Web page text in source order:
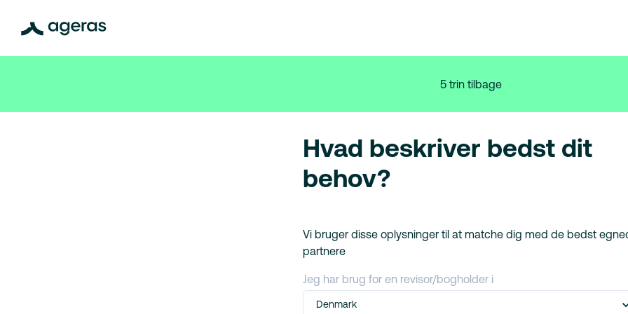
5 trin tilbage
Hvad beskriver bedst dit
behov?
Vi bruger disse oplysninger til at matche dig med de bedst
partnere
Jeg har brug for en revisor/bogholder i
Denmark